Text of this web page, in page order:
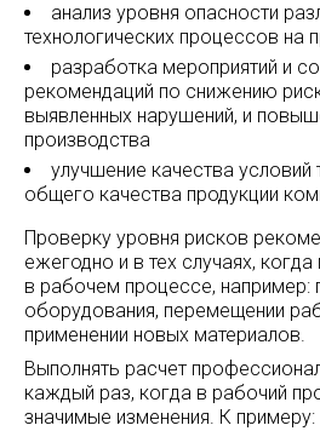
анализ уровня опасности
технологических процессов на
разработка мероприятий и
рекомендаций по снижению
выявленных нарушений, и
производства
улучшение качества
общего качества продукции
Проверку уровня рисков
ежегодно и в тех случаях,
в рабочем процессе, например:
оборудования, перемещении
применении новых материалов.
Выполнять расчет
каждый раз, когда в рабочий
значимые изменения. К примеру: